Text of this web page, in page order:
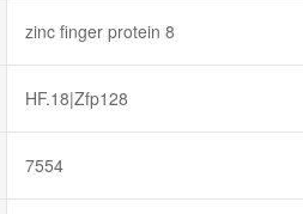
zinc finger protein 8
HF.18|Zfp128
7554